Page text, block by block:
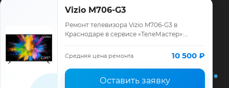
Vizio M706-G3
Ремонт телевизора Vizio M706-G3 в
Краснодаре в сервисе «ТелеМастер»:
ремонта, запчасти и гарантия до 12
Средняя цена ремонта 10 500 ₽
Оставить заявку